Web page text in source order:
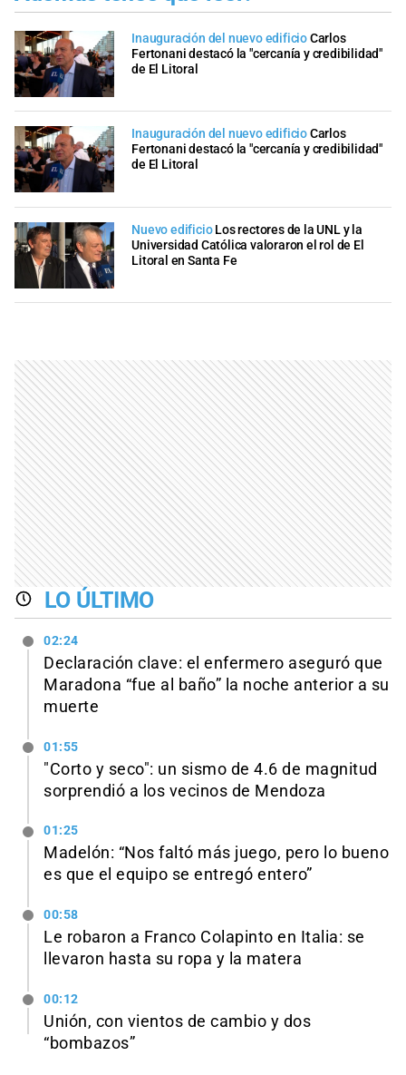
Inauguración del nuevo edificioCarlos
Fertonani destacó la "cercanía y credibilidad"
de El Litoral
Inauguración del nuevo edificioCarlos
Fertonani destacó la "cercanía y credibilidad"
de El Litoral
Nuevo edificio Los rectores de la UNL y la
Universidad Católica valoraron el rol de El
Litoral en Santa Fe
LO ÚLTIMO
02:24
Declaración clave: el enfermero aseguró que
Maradona “fue al baño” la noche anterior a su
muerte
01:55
"Corto y seco": un sismo de 4.6 de magnitud
sorprendió a los vecinos de Mendoza
01:25
Madelón: “Nos faltó más juego, pero lo bueno
es que el equipo se entregó entero”
00:58
Le robaron a Franco Colapinto en Italia: se
llevaron hasta su ropa y la matera
00:12
Unión, con vientos de cambio y dos
“bombazos”